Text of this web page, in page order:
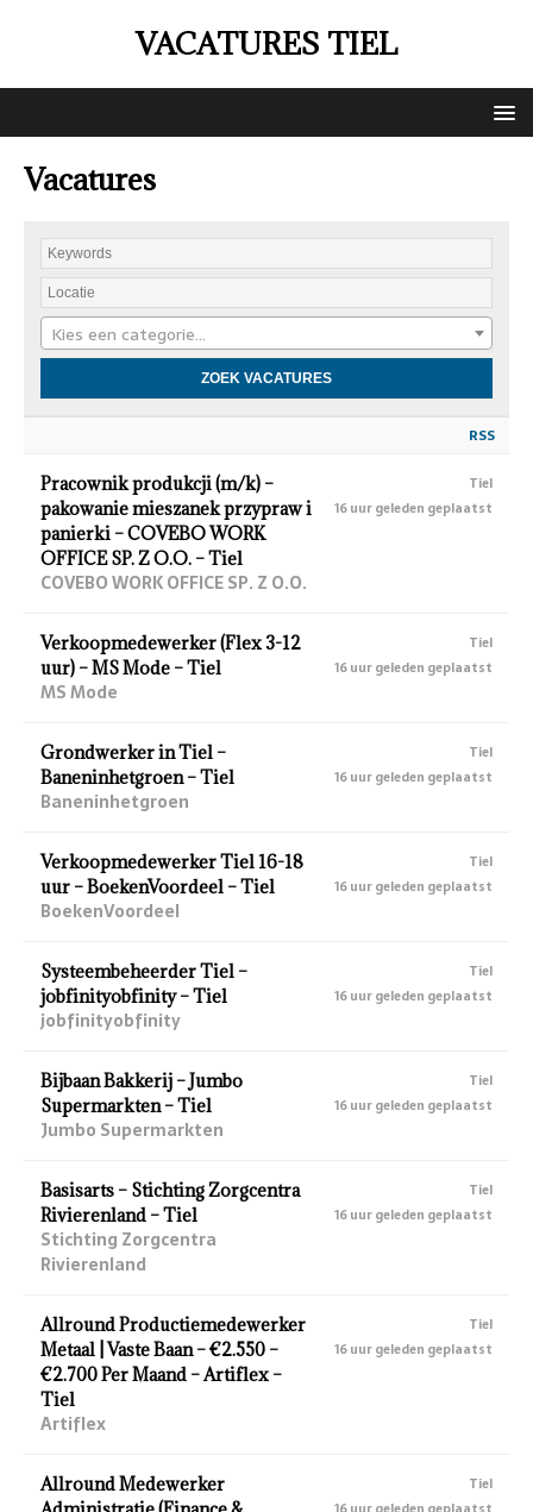
VACATURES TIEL
Vacatures
Kies een categorie…
RSS
Pracownik produkcji (m/k) –
pakowanie mieszanek przypraw i
panierki – COVEBO WORK
OFFICE SP. Z O.O. – Tiel
COVEBO WORK OFFICE SP. Z O.O.
Tiel
16 uur geleden geplaatst
Verkoopmedewerker (Flex 3-12
uur) – MS Mode – Tiel
MS Mode
Tiel
16 uur geleden geplaatst
Grondwerker in Tiel –
Baneninhetgroen – Tiel
Baneninhetgroen
Tiel
16 uur geleden geplaatst
Verkoopmedewerker Tiel 16-18
uur – BoekenVoordeel – Tiel
BoekenVoordeel
Tiel
16 uur geleden geplaatst
Systeembeheerder Tiel –
jobfinityobfinity – Tiel
jobfinityobfinity
Tiel
16 uur geleden geplaatst
Bijbaan Bakkerij – Jumbo
Supermarkten – Tiel
Jumbo Supermarkten
Tiel
16 uur geleden geplaatst
Basisarts – Stichting Zorgcentra
Rivierenland – Tiel
Stichting Zorgcentra
Rivierenland
Tiel
16 uur geleden geplaatst
Allround Productiemedewerker
Metaal | Vaste Baan – €2.550 –
€2.700 Per Maand – Artiflex –
Tiel
Artiflex
Tiel
16 uur geleden geplaatst
Allround Medewerker
Tiel